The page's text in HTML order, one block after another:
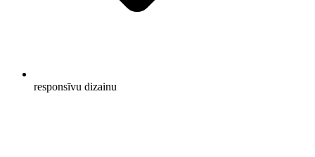
responsīvu dizainu